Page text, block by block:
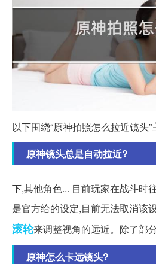
以下围绕“原神拍照怎么拉近镜头
原神镜头总是自动拉近?
下,其他角色... 目前玩家在战斗时
是官方给的设定,目前无法取消该
滚轮来调整视角的远近。除了部
原神怎么卡远镜头?